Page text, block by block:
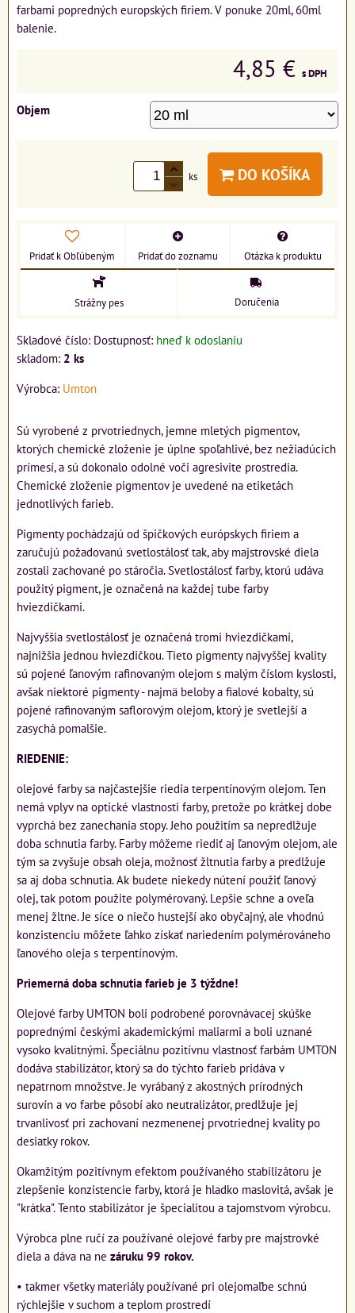
farbami popredných europských firiem. V ponuke 20ml, 60ml
balenie.
4,85 € s DPH
Objem
ks DO KOŠÍKA
Pridať k Obľúbeným Pridať do zoznamu Otázka k produktu
Strážny pes Doručenia
Skladové číslo: Dostupnosť: hneď k odoslaniu
skladom: 2 ks
Výrobca: Umton
Sú vyrobené z prvotriednych, jemne mletých pigmentov,
ktorých chemické zloženie je úplne spoľahlivé, bez nežiadúcich
prímesí, a sú dokonalo odolné voči agresivite prostredia.
Chemické zloženie pigmentov je uvedené na etiketách
jednotlivých farieb.
Pigmenty pochádzajú od špičkových európskych firiem a
zaručujú požadovanú svetlostálosť tak, aby majstrovské diela
zostali zachované po stáročia. Svetlostálosť farby, ktorú udáva
použitý pigment, je označená na každej tube farby
hviezdičkami.
Najvyššia svetlostálosť je označená tromi hviezdičkami,
najnižšia jednou hviezdičkou. Tieto pigmenty najvyššej kvality
sú pojené ľanovým rafinovaným olejom s malým číslom kyslosti,
avšak niektoré pigmenty - najmä beloby a fialové kobalty, sú
pojené rafinovaným saflorovým olejom, ktorý je svetlejší a
zasychá pomalšie.
RIEDENIE:
olejové farby sa najčastejšie riedia terpentínovým olejom. Ten
nemá vplyv na optické vlastnosti farby, pretože po krátkej dobe
vyprchá bez zanechania stopy. Jeho použitím sa nepredlžuje
doba schnutia farby. Farby môžeme riediť aj ľanovým olejom, ale
tým sa zvyšuje obsah oleja, možnosť žltnutia farby a predlžuje
sa aj doba schnutia. Ak budete niekedy nútení použiť ľanový
olej, tak potom použite polymérovaný. Lepšie schne a oveľa
menej žltne. Je síce o niečo hustejší ako obyčajný, ale vhodnú
konzistenciu môžete ľahko získať nariedením polymérováneho
ľanového oleja s terpentínovým.
Priemerná doba schnutia farieb je 3 týždne!
Olejové farby UMTON boli podrobené porovnávacej skúške
poprednými českými akademickými maliarmi a boli uznané
vysoko kvalitnými. Špeciálnu pozitívnu vlastnosť farbám UMTON
dodáva stabilizátor, ktorý sa do týchto farieb pridáva v
nepatrnom množstve. Je vyrábaný z akostných prírodných
surovín a vo farbe pôsobí ako neutralizátor, predlžuje jej
trvanlivosť pri zachovaní nezmenenej prvotriednej kvality po
desiatky rokov.
Okamžitým pozitívnym efektom používaného stabilizátoru je
zlepšenie konzistencie farby, ktorá je hladko maslovitá, avšak je
"krátka". Tento stabilizátor je špecialitou a tajomstvom výrobcu.
Výrobca plne ručí za používané olejové farby pre majstrovké
diela a dáva na ne záruku 99 rokov.
• takmer všetky materiály používané pri olejomaľbe schnú
rýchlejšie v suchom a teplom prostredí